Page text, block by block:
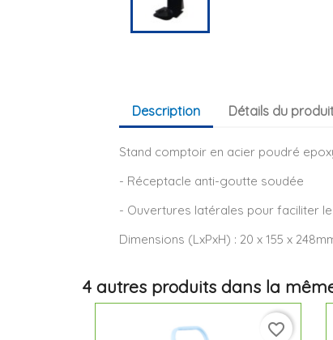
Description Détails du
Stand comptoir en acier poudré
- Réceptacle anti-goutte soudée
- Ouvertures latérales pour faciliter
Dimensions (LxPxH) : 20 x 155 x
4 autres produits dans la
favorite_border